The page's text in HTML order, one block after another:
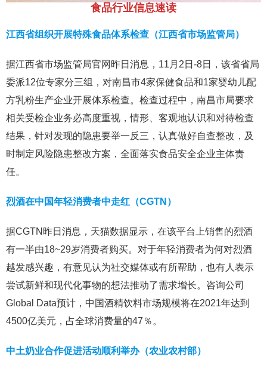
食品行业信息速读
江西省组织开展特殊食品体系检查（江西省市场监管局）
据江西省市场监管局官网昨日消息，11月2日-8日，该省省局
委派12位专家分三组，对南昌市4家保健食品和1家婴幼儿配
方乳粉生产企业开展体系检查。检查过程中，南昌市局要求
相关受检企业务必高度重视，情形、客观地认识和对待检查
结果，针对发现的隐患要举一反三，认真做好自查整改，及
时制定风险隐患整改方案，全面落实食品安全企业主体责
任。
烈酒在中国年轻消费者中走红（CGTN）
据CGTN昨日消息，天猫数据显示，在该平台上销售的烈酒
有一半由18~29岁消费者购买。对于年轻消费者为何对烈酒
越发感兴趣，有意见认为社交媒体或有所帮助，也有人表示
尝试新鲜和现代化事物的想法推动了需求增长。咨询公司
Global Data预计，中国酒精饮料市场规模将在2021年达到
4500亿美元，占全球消费量的47％。
中土奶业合作促进活动顺利举办（农业农村部）